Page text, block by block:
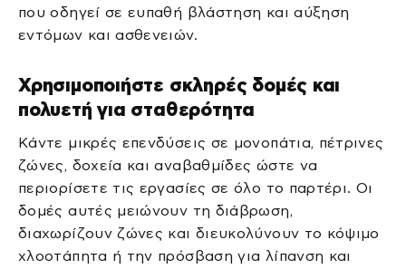
που οδηγεί σε ευπαθή βλάστηση και αύξηση
εντόμων και ασθενειών.
Χρησιμοποιήστε σκληρές δομές και
πολυετή για σταθερότητα
Κάντε μικρές επενδύσεις σε μονοπάτια, πέτρινες
ζώνες, δοχεία και αναβαθμίδες ώστε να
περιορίσετε τις εργασίες σε όλο το παρτέρι. Οι
δομές αυτές μειώνουν τη διάβρωση,
διαχωρίζουν ζώνες και διευκολύνουν το κόψιμο
χλοοτάπητα ή την πρόσβαση για λίπανση και